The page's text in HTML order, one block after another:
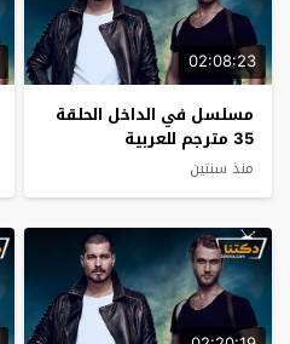
02:08:23
مسلسل في الداخل الحلقة
35 مترجم للعربية
منذ سنتين